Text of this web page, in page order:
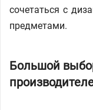
сочетаться с
предметами.
Большой